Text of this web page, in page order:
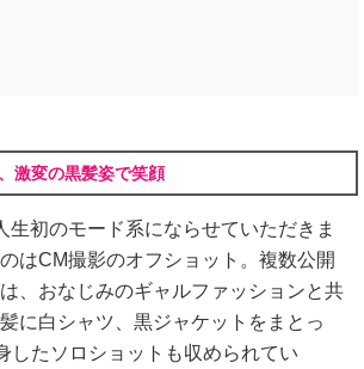
激変の黒髪姿で笑顔
初のモード系にならせていただきま
はCM撮影のオフショット。複数公開
、おなじみのギャルファッションと共
に白シャツ、黒ジャケットをまとっ
したソロショットも収められてい